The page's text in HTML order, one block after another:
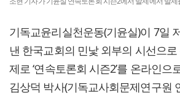
기독교윤리실천운동(기윤실)이 7일
낸 한국교회의 민낯 외부의 시선으로
제로 ‘연속토론회 시즌2’를 온라인으
김상덕 박사(기독교사회문제연구원